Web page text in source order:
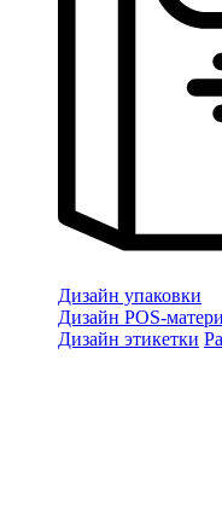
Дизайн упаковки
Дизайн POS-
Дизайн этикетки